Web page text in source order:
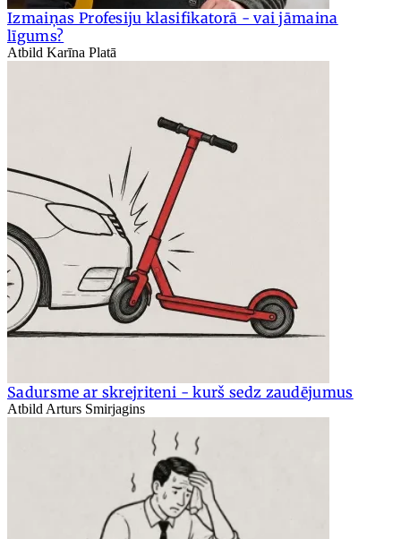
Izmaiņas Profesiju klasifikatorā - vai jāmaina
līgums?
Atbild Karīna Platā
Sadursme ar skrejriteni - kurš sedz zaudējumus
Atbild Arturs Smirjagins